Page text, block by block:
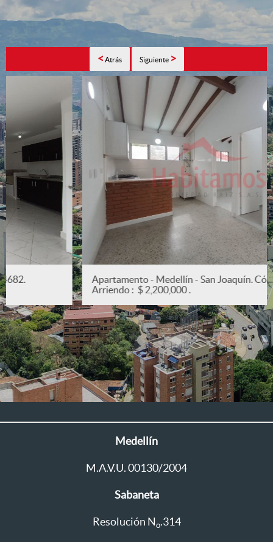
< Atrás Siguiente >
Apartamento - Medellín - San Joaquín. Código: 5382.
Arriendo : $ 2,200,000 .
Medellín
M.A.V.U. 00130/2004
Sabaneta
Resolución N o.314